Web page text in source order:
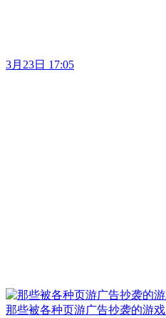
3月23日 17:05
那些被各种页游广告抄袭的游